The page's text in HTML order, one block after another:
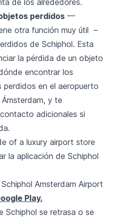
perdidos —
otra función muy útil –
de Schiphol. Esta
la pérdida de un objeto
encontrar los
en el aeropuerto
y te
adicionales si
la aplicación de Schiphol
Amsterdam Airport
Play.
Schiphol se retrasa o se